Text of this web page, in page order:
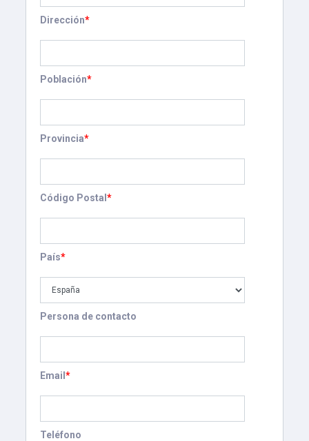
Dirección*
Población*
Provincia*
Código Postal*
País*
Persona de contacto
Email*
Teléfono